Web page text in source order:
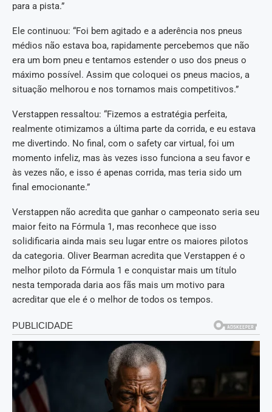
para a pista.”
Ele continuou: “Foi bem agitado e a aderência nos pneus
médios não estava boa, rapidamente percebemos que não
era um bom pneu e tentamos estender o uso dos pneus o
máximo possível. Assim que coloquei os pneus macios, a
situação melhorou e nos tornamos mais competitivos.”
Verstappen ressaltou: “Fizemos a estratégia perfeita,
realmente otimizamos a última parte da corrida, e eu estava
me divertindo. No final, com o safety car virtual, foi um
momento infeliz, mas às vezes isso funciona a seu favor e
às vezes não, e isso é apenas corrida, mas teria sido um
final emocionante.”
Verstappen não acredita que ganhar o campeonato seria seu
maior feito na Fórmula 1, mas reconhece que isso
solidificaria ainda mais seu lugar entre os maiores pilotos
da categoria. Oliver Bearman acredita que Verstappen é o
melhor piloto da Fórmula 1 e conquistar mais um título
nesta temporada daria aos fãs mais um motivo para
acreditar que ele é o melhor de todos os tempos.